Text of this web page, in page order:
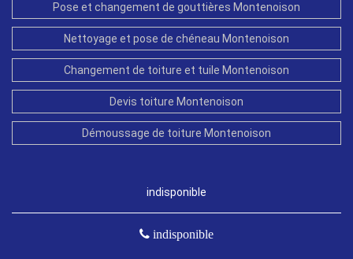
Pose et changement de gouttières Montenoison
Nettoyage et pose de chéneau Montenoison
Changement de toiture et tuile Montenoison
Devis toiture Montenoison
Démoussage de toiture Montenoison
indisponible
indisponible